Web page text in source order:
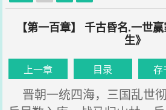
【第一百章】 千古昏名.一世
生》
上一章 目录 存
晋朝一统四海，三国乱世